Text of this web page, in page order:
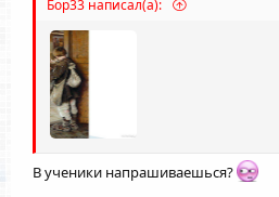
Бор33 написал(а):
В ученики напрашиваешься?